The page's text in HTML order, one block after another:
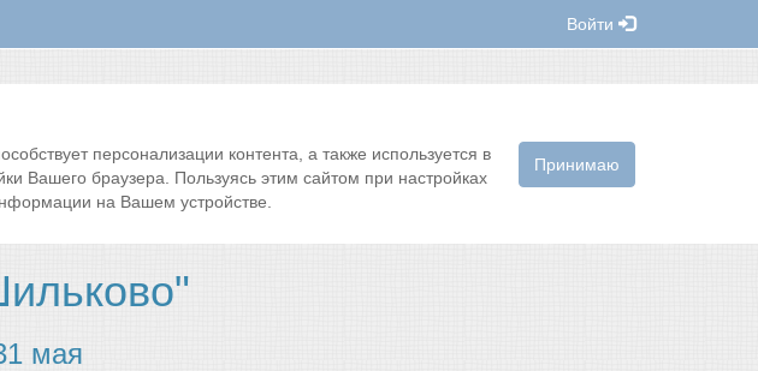
Войти
Принимаю
персонализации контента, а также используется в
Вашего браузера. Пользуясь этим сайтом при настройках
на Вашем устройстве.
мая